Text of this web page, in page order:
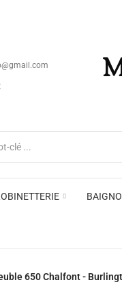
650 Chalfont -